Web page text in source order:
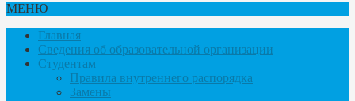
МЕНЮ
Главная
Сведения об образовательной организации
Студентам
Правила внутреннего распорядка
Замены